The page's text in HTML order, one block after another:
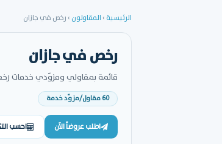
الرئيسية ›المقاولون ›رخص في جازان
رخص في جازان
قائمة بمقاولي ومزوّدي خدمات
60 مقاول/مزوّد خدمة
اطلب عروضاً الآن احسب